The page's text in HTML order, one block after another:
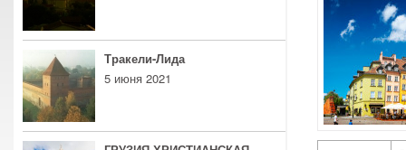
Тракели-Лида
5 июня 2021